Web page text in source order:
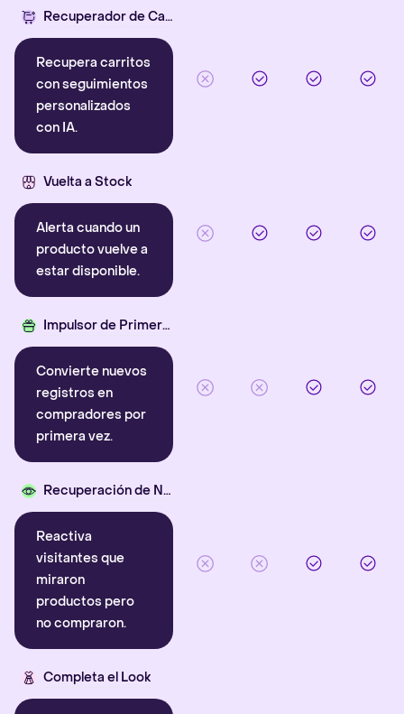
Recuperador de Carritos con IA
Recupera carritos
con seguimientos
personalizados
con IA.
Vuelta a Stock
Alerta cuando un
producto vuelve a
estar disponible.
Impulsor de Primera Compra
Convierte nuevos
registros en
compradores por
primera vez.
Recuperación de Navegación
Reactiva
visitantes que
miraron
productos pero
no compraron.
Completa el Look